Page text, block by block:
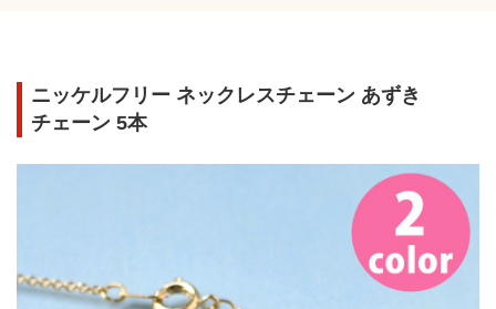
ニッケルフリー ネックレスチェーン あずき
チェーン 5本